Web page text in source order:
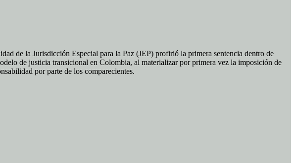
de la Jurisdicción Especial para la Paz (JEP) profirió la primera sentencia dentro de
de justicia transicional en Colombia, al materializar por primera vez la imposición de
por parte de los comparecientes.